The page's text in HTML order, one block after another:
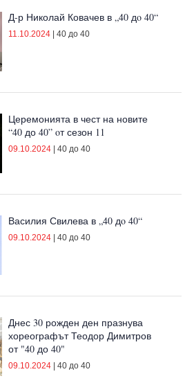
Д-р Николай Ковачев в „40 дo 40“
11.10.2024| 40 до 40
Церемонията в чест на новите
“40 до 40” oт сезон 11
09.10.2024| 40 до 40
Василия Свилева в „40 дo 40“
09.10.2024| 40 до 40
Днес 30 рожден ден празнува
хореографът Теодор Димитров
от "40 до 40"
09.10.2024| 40 до 40